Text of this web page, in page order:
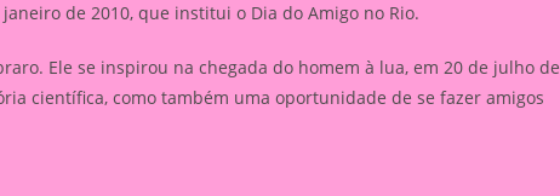
de 2010, que institui o Dia do Amigo no Rio.
Ele se inspirou na chegada do homem à lua, em 20 de julho de
científica, como também uma oportunidade de se fazer amigos